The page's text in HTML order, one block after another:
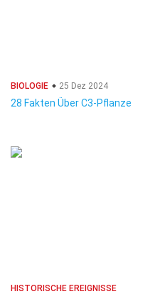
BIOLOGIE 25 Dez 2024
28 Fakten Über C3-Pflanze
HISTORISCHE EREIGNISSE